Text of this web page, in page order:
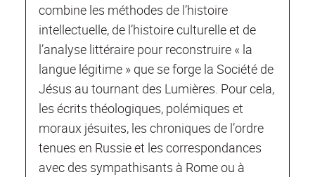
combine les méthodes de l’histoire
intellectuelle, de l’histoire culturelle et de
l’analyse littéraire pour reconstruire « la
langue légitime » que se forge la Société de
Jésus au tournant des Lumières. Pour cela,
les écrits théologiques, polémiques et
moraux jésuites, les chroniques de l’ordre
tenues en Russie et les correspondances
avec des sympathisants à Rome ou à